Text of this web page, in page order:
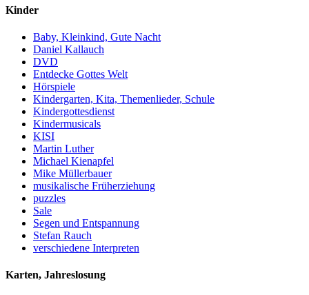
Kinder
Baby, Kleinkind, Gute Nacht
Daniel Kallauch
DVD
Entdecke Gottes Welt
Hörspiele
Kindergarten, Kita, Themenlieder, Schule
Kindergottesdienst
Kindermusicals
KISI
Martin Luther
Michael Kienapfel
Mike Müllerbauer
musikalische Früherziehung
puzzles
Sale
Segen und Entspannung
Stefan Rauch
verschiedene Interpreten
Karten, Jahreslosung